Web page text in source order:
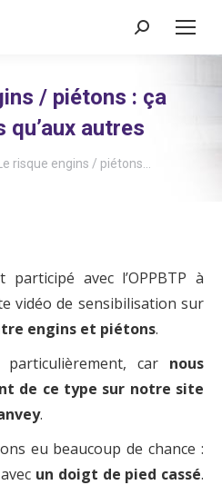
Recherche
/ piétons : ça
qu’aux autres
Le risque engins / piétons…
participé avec l’OPPBTP à
vidéo de sensibilisation sur
engins et piétons.
car nous
de ce type sur notre site
.
eu beaucoup de chance :
un doigt de pied cassé.